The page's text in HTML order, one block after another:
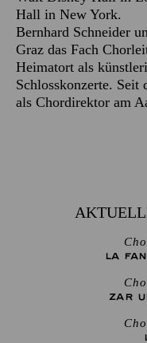
Hall in New York.
Bernhard Schneider
Graz das Fach
Heimatort als
Schlosskonzerte.
als Chordirektor am
LA
ZAR